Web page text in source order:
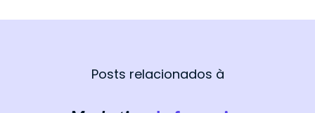
Posts relacionados à